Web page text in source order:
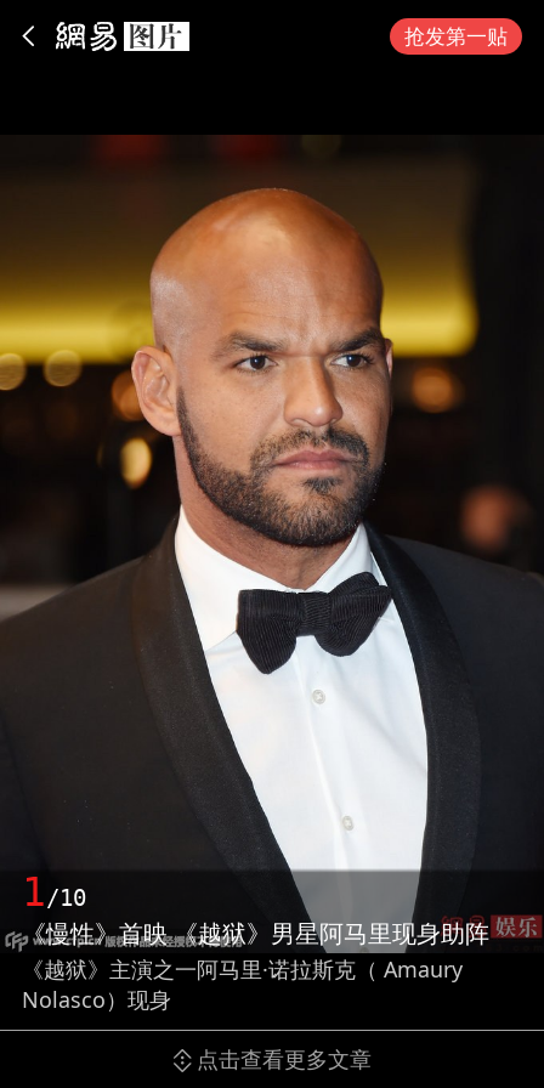
抢发第一贴
1/10
《慢性》首映 《越狱》男星阿马里现身助阵
《越狱》主演之一阿马里·诺拉斯克（ Amaury
Nolasco）现身
点击查看更多文章